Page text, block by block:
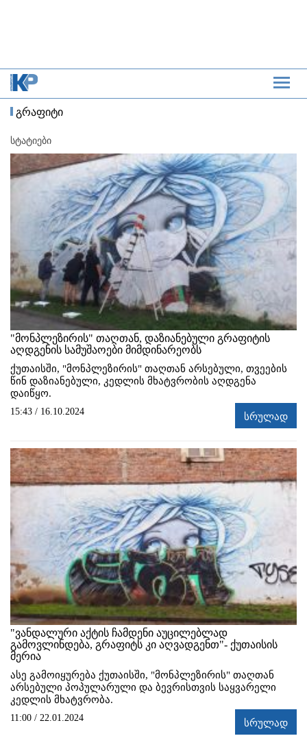
გრაფიტი
სტატიები
"მონპლეზირის" თაღთან, დაზიანებული გრაფიტის
აღდგენის სამუშაოები მიმდინარეობს
ქუთაისში, "მონპლეზირის" თაღთან არსებული, თვეების
წინ დაზიანებული, კედლის მხატვრობის აღდგენა
დაიწყო.
15:43 / 16.10.2024 სრულად
"ვანდალური აქტის ჩამდენი აუცილებლად
გამოვლინდება, გრაფიტს კი აღვადგენთ"- ქუთაისის
მერია
ასე გამოიყურება ქუთაისში, "მონპლეზირის" თაღთან
არსებული პოპულარული და ბევრისთვის საყვარელი
კედლის მხატვრობა.
11:00 / 22.01.2024 სრულად